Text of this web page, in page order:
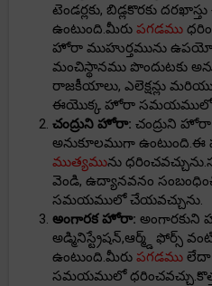
టెండర్లకు, బిడ్లకొరకు
ఉంటుంది.మీరు పగడము
హోరా ముహుర్తమును
మంచిస్థానము పొందుటకు
రాజకీయాలు, ఎలెక్షన్లు
ఈయొక్క హోరా సమయములో
చంద్రుని హోరా: చంద్రుని
అనుకూలముగా
ముత్యమును
వెండి, ఉద్యానవనం
సమయములో చేయవచ్చును.
అంగారక హోరా: అంగారకుని
అడ్మినిస్ట్రేషన్,ఆర్మ్డ్ ఫోర్స్
ఉంటుంది.మీరు పగడము లేదా
సమయములో ధరించవచ్చు.కొత్త